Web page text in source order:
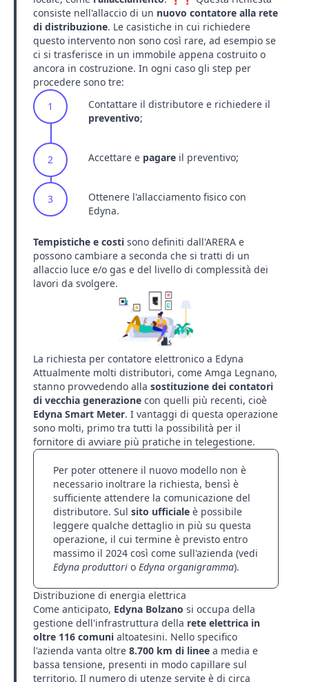
consiste nell'allaccio di un nuovo contatore alla rete
di distribuzione. Le casistiche in cui richiedere
questo intervento non sono così rare, ad esempio se
ci si trasferisce in un immobile appena costruito o
ancora in costruzione. In ogni caso gli step per
procedere sono tre:
Contattare il distributore e richiedere il
preventivo;
Accettare e pagare il preventivo;
Ottenere l'allacciamento fisico con
Edyna.
Tempistiche e costi sono definiti dall'ARERA e
possono cambiare a seconda che si tratti di un
allaccio luce e/o gas e del livello di complessità dei
lavori da svolgere.
La richiesta per contatore elettronico a Edyna
Attualmente molti distributori, come Amga Legnano,
stanno provvedendo alla sostituzione dei contatori
di vecchia generazione con quelli più recenti, cioè
Edyna Smart Meter. I vantaggi di questa operazione
sono molti, primo tra tutti la possibilità per il
fornitore di avviare più pratiche in telegestione.
Per poter ottenere il nuovo modello non è
necessario inoltrare la richiesta, bensì è
sufficiente attendere la comunicazione del
distributore. Sul sito ufficiale è possibile
leggere qualche dettaglio in più su questa
operazione, il cui termine è previsto entro
massimo il 2024 così come sull'azienda (vedi
Edyna produttori o Edyna organigramma).
Distribuzione di energia elettrica
Come anticipato, Edyna Bolzano si occupa della
gestione dell'infrastruttura della rete elettrica in
oltre 116 comuni altoatesini. Nello specifico
l'azienda vanta oltre 8.700 km di linee a media e
bassa tensione, presenti in modo capillare sul
territorio. Il numero di utenze servite è di circa